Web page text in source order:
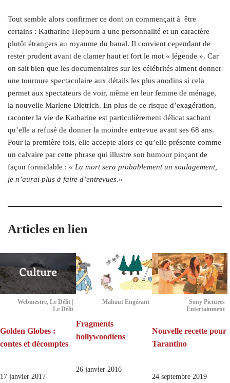
Tout semble alors confirmer ce dont on commençait à être
certains : Katharine Hepburn a une personnalité et un caractère
plutôt étrangers au royaume du banal. Il convient cependant de
rester prudent avant de clamer haut et fort le mot « légende ». Car
on sait bien que les documentaires sur les célébrités aiment donner
une tournure spectaculaire aux détails les plus anodins si cela
permet aux spectateurs de voir, même en leur femme de ménage,
la nouvelle Marlene Dietrich. En plus de ce risque d’exagération,
raconter la vie de Katharine est particulièrement délicat sachant
qu’elle a refusé de donner la moindre entrevue avant ses 68 ans.
Pour la première fois, elle accepte alors ce qu’elle présente comme
un calvaire par cette phrase qui illustre son humour pinçant de
façon formidable : « La mort sera probablement un soulagement,
je n’aurai plus à faire d’entrevues.»
Articles en lien
Webmestre, Le Délit |
Le Délit
Golden Globes :
contes et décomptes
17 janvier 2017
Mahaut Engérant
Fragments
hollywoodiens
26 janvier 2016
Sony Pictures
Entertainment
Nouvelle recette pour
Tarantino
24 septembre 2019